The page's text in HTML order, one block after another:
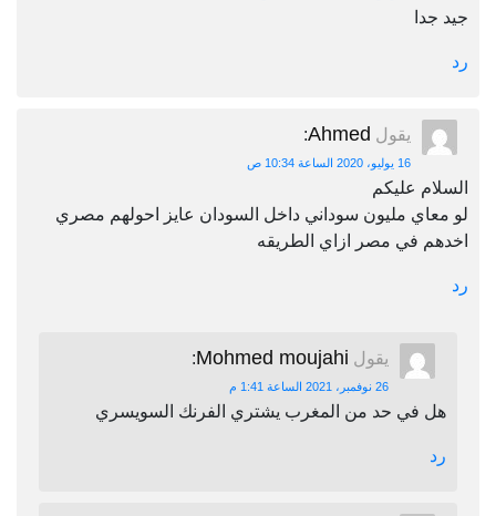
جيد جدا
رد
يقول Ahmed
:
16 يوليو، 2020 الساعة 10:34 ص
السلام عليكم
لو معاي مليون سوداني داخل السودان عايز احولهم مصري
اخدهم في مصر ازاي الطريقه
رد
يقول Mohmed moujahi
:
26 نوفمبر، 2021 الساعة 1:41 م
هل في حد من المغرب يشتري الفرنك السويسري
رد